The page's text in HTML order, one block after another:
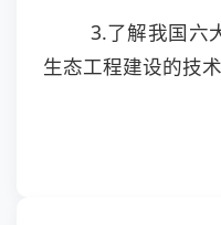
3.了解我国六
生态工程建设的技术